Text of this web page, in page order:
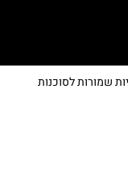
שמורות לסוכנות